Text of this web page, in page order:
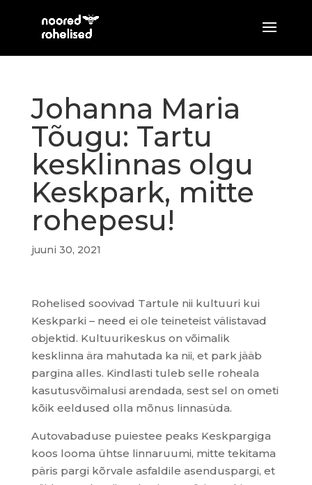
Johanna Maria
Tõugu: Tartu
kesklinnas olgu
Keskpark, mitte
rohepesu!
juuni 30, 2021
Rohelised soovivad Tartule nii kultuuri kui
Keskparki – need ei ole teineteist välistavad
objektid. Kultuurikeskus on võimalik
kesklinna ära mahutada ka nii, et park jääb
pargina alles. Kindlasti tuleb selle roheala
kasutusvõimalusi arendada, sest sel on ometi
kõik eeldused olla mõnus linnasüda.
Autovabaduse puiestee peaks Keskpargiga
koos looma ühtse linnaruumi, mitte tekitama
päris pargi kõrvale asfaldile asenduspargi, et